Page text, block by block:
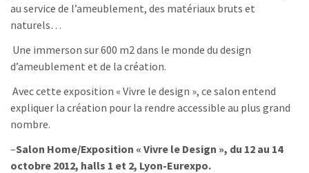
au service de l’ameublement, des matériaux bruts et
naturels…
Une immerson sur 600 m2 dans le monde du design
d’ameublement et de la création.
Avec cette exposition « Vivre le design », ce salon entend
expliquer la création pour la rendre accessible au plus grand
nombre.
–Salon Home/Exposition « Vivre le Design », du 12 au 14
octobre 2012, halls 1 et 2, Lyon-Eurexpo.